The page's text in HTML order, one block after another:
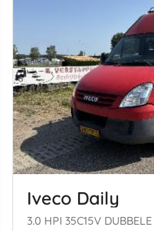
Iveco Daily
3.0 HPI 35C15V